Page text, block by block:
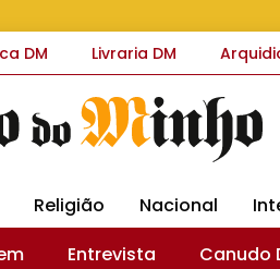
DM Livraria DM
Religião Nacional
Entrevista
Canudo